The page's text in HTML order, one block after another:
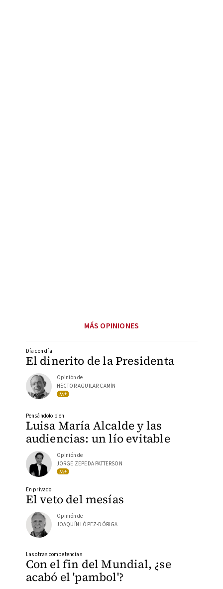
MÁS OPINIONES
El dinerito de la Presidenta
Día con día
Opinión de
HÉCTOR AGUILAR CAMÍN
Luisa María Alcalde y las
audiencias: un lío evitable
Pensándolo bien
Opinión de
JORGE ZEPEDA PATTERSON
El veto del mesías
En privado
Opinión de
JOAQUÍN LÓPEZ-DÓRIGA
Con el fin del Mundial, ¿se
acabó el 'pambol'?
Las otras competencias